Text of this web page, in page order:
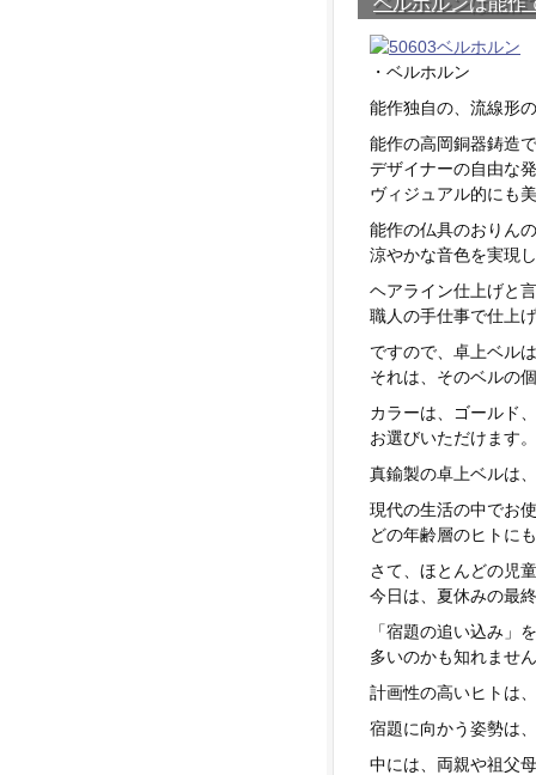
・ベルホルン
能作独自の、流線形
能作の高岡銅器鋳造
デザイナーの自由な
ヴィジュアル的にも
能作の仏具のおりん
涼やかな音色を実現
ヘアライン仕上げと
職人の手仕事で仕上
ですので、卓上ベル
それは、そのベルの
カラーは、ゴールド
お選びいただけます。
真鍮製の卓上ベルは
現代の生活の中でお
どの年齢層のヒトに
さて、ほとんどの児
今日は、夏休みの最
「宿題の追い込み」
多いのかも知れませ
計画性の高いヒトは
宿題に向かう姿勢は
中には、両親や祖父